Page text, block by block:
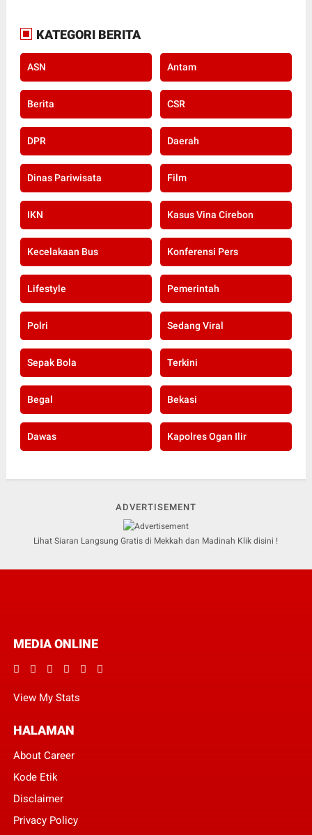
KATEGORI BERITA
ASN Antam
Berita CSR
DPR Daerah
Dinas Pariwisata Film
IKN Kasus Vina Cirebon
Kecelakaan Bus Konferensi Pers
Lifestyle Pemerintah
Polri Sedang Viral
Sepak Bola Terkini
Begal Bekasi
Dawas Kapolres Ogan Ilir
ADVERTISEMENT
Lihat Siaran Langsung Gratis di Mekkah dan Madinah Klik disini !
MEDIA ONLINE
View My Stats
HALAMAN
About Career
Kode Etik
Disclaimer
Privacy Policy